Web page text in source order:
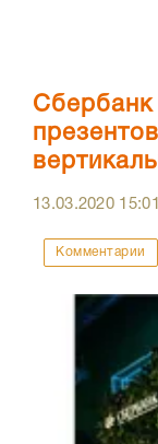
Сбербанк
13.03.2020 15:01
Комментарии